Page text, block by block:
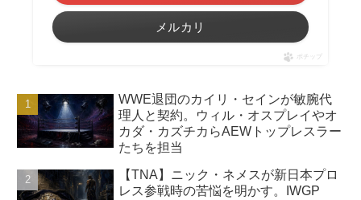
メルカリ
ポチップ
WWE退団のカイリ・セインが敏腕代
理人と契約。ウィル・オスプレイやオ
カダ・カズチカらAEWトップレスラー
たちを担当
【TNA】ニック・ネメスが新日本プロ
レス参戦時の苦悩を明かす。IWGP